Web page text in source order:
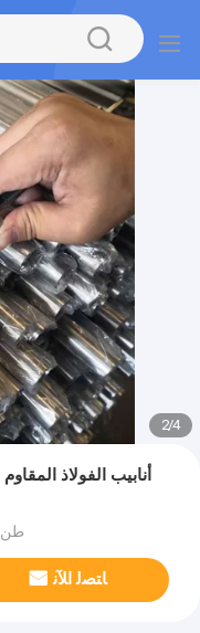
2/4
MOQ：1 طن
ﺎﺘﺼﻟ ﺍﻶﻧ